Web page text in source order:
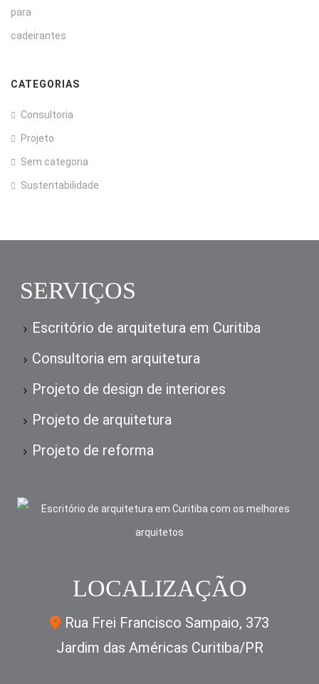
CATEGORIAS
Consultoria
Projeto
Sem categoria
Sustentabilidade
SERVIÇOS
Escritório de arquitetura em Curitiba
Consultoria em arquitetura
Projeto de design de interiores
Projeto de arquitetura
Projeto de reforma
LOCALIZAÇÃO
Rua Frei Francisco Sampaio, 373
Jardim das Américas Curitiba/PR